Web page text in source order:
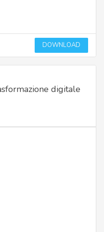
DOWNLOAD
digitale